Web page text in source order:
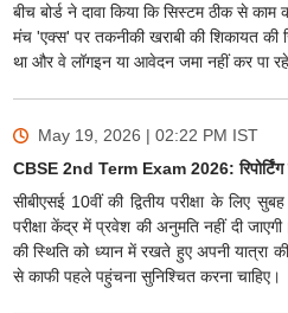
बीच बोर्ड ने दावा किया कि सिस्टम ठीक से
मंच 'एक्स' पर तकनीकी खराबी की शिकायत की
था और वे लॉगइन या आवेदन जमा नहीं कर पा
May 19, 2026 | 02:22 PM IST
CBSE 2nd Term Exam 2026:
सीबीएसई 10वीं की द्वितीय परीक्षा के लिए
परीक्षा केंद्र में प्रवेश की अनुमति नहीं दी
की स्थिति को ध्यान में रखते हुए अपनी यात्रा की
से काफी पहले पहुंचना सुनिश्चित करना चाहिए।